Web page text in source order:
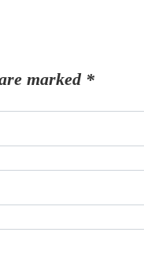
marked *